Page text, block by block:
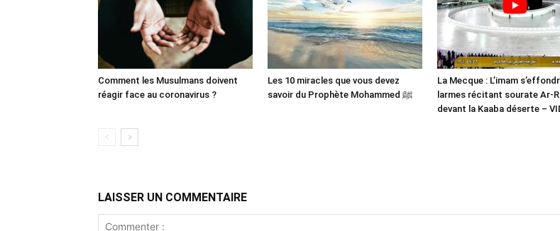
Comment les Musulmans doivent
réagir face au coronavirus ?
Les 10 miracles que vous devez
savoir du Prophète Mohammed ﷺ
La Mecque : L’imam
larmes récitant sourate Ar-
devant la Kaaba déserte –
LAISSER UN COMMENTAIRE